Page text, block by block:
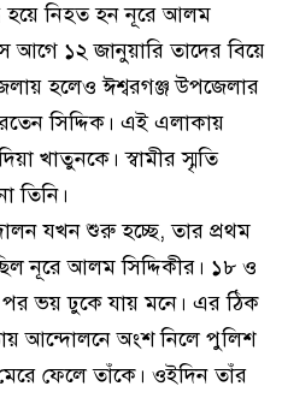
হয়ে নিহত হন নূরে আলম
আগে ১২ জানুয়ারি তাদের বিয়ে
হলেও ঈশ্বরগঞ্জ উপজেলার
সিদ্দিক। এই এলাকায়
খাতুনকে। স্বামীর স্মৃতি
তিনি।
যখন শুরু হচ্ছে, তার প্রথম
নূরে আলম সিদ্দিকীর। ১৮ ও
ভয় ঢুকে যায় মনে। এর ঠিক
আন্দোলনে অংশ নিলে পুলিশ
ফেলে তাঁকে। ওইদিন তাঁর